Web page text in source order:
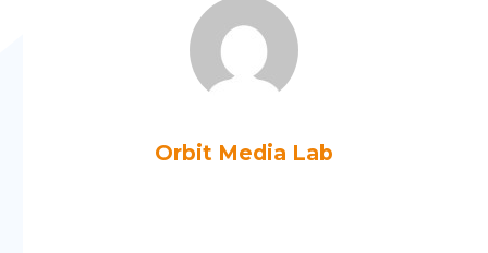
Orbit Media Lab